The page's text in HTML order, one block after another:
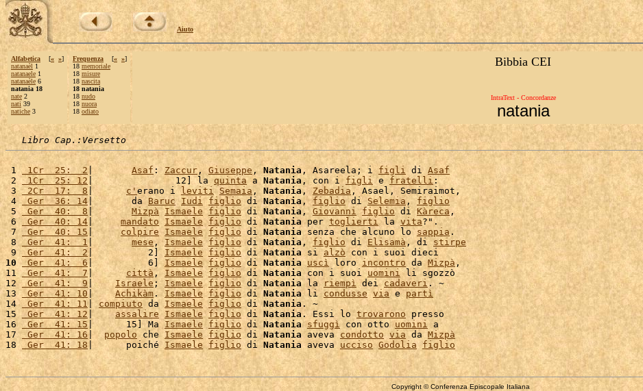
Aiuto
Alfabetica [« »]
natanaèl 1
natanaele 1
natanaèle 6
natania 18
nate 2
nati 39
natiche 3
Frequenza [« »]
18 memoriale
18 misure
18 nascita
18 natania
18 nudo
18 nuora
18 odiato
Bibbia CEI
IntraText - Concordanze
natania
Libro Cap.:Versetto
1 1Cr  25:  2 | Asaf : Zaccur , Giuseppe , Natania , Asareela; i figli di Asaf
2 1Cr  25: 12 |               12] la quinta a Natania , con i figli e fratelli :
3 2Cr  17:  8 | c' erano i leviti Semaia , Natania , Zebadia , Asael, Semiraimot,
4
Ger  36: 14|       da Baruc Iudi figlio di Natania , figlio di Selemia , figlio
5 Ger  40:  8 | Mizpà Ismaele figlio di Natania , Giovanni figlio di Kàreca ,
6 Ger  40: 14 | mandato Ismaele figlio di Natania per toglierti la vita?".
7
Ger  40: 15| colpire Ismaele figlio di Natania senza che alcuno lo sappia.
8 Ger  41:  1 | mese , Ismaele figlio di Natania, figlio di Elisamà, di stirpe
9 Ger  41:  2|          2] Ismaele figlio di Natania si alzò
10
Ger  41:  6 |          6] Ismaele figlio di Natania uscì loro incontro da Mizpà ,
11 Ger  41:  7 | città, Ismaele figlio di Natania con i suoi uomini li sgozzò
12
Ger  41:  9 | Israele; Ismaele figlio di Natania la riempì dei cadaveri . ~
13
Ger  41: 10| Achikàm . Ismaele figlio di Natania li condusse via e partì
14 Ger  41: 11 | compiuto da Ismaele figlio di Natania . ~
15 Ger  41: 12 | assalire Ismaele figlio di Natania . Essi lo trovarono presso
16
Ger  41: 15 |      15] Ma Ismaele figlio di Natania sfuggì con otto uomini a
17 Ger  41: 16| popolo che Ismaele figlio di Natania aveva condotto via da Mizpà
18
Ger  41: 18 |      poiché Ismaele figlio di Natania aveva ucciso Godolia figlio
Copyright © Conferenza Episcopale Italiana